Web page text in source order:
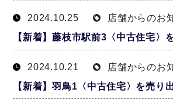
2024.10.25
店舗からのお
【新着】藤枝市駅前3〈中古住宅〉
2024.10.21
店舗からのお
【新着】羽鳥1〈中古住宅〉を売り